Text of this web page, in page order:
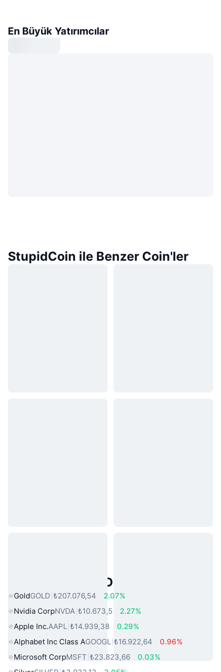
En Büyük Yatırımcılar
StupidCoin ile Benzer Coin'ler
Popüler Gerçek Dünya Varlıkları
GoldGOLD ₺207.076,54
2.07%
Nvidia CorpNVDA ₺10.673,5
2.27%
Apple Inc.AAPL ₺14.939,38
0.29%
Alphabet Inc Class AGOOGL ₺16.922,64
0.96%
Microsoft CorpMSFT ₺23.823,66
0.03%